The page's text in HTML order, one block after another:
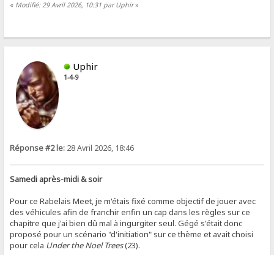
« Modifié: 29 Avril 2026, 10:31 par Uphir»
Uphir
1-4-9
Réponse #2 le: 28 Avril 2026, 18:46
Samedi après-midi & soir
Pour ce Rabelais Meet, je m'étais fixé comme objectif de jouer avec
des véhicules afin de franchir enfin un cap dans les règles sur ce
chapitre que j'ai bien dû mal à ingurgiter seul. Gégé s'était donc
proposé pour un scénario "d'initiation" sur ce thème et avait choisi
pour cela Under the Noel Trees(23).